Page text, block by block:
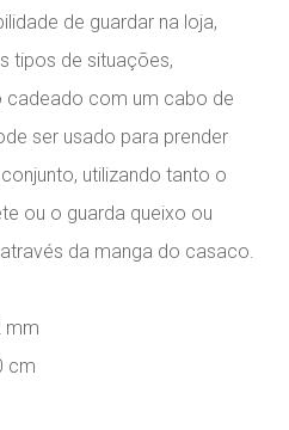
de guardar na loja,
tipos de situações,
cadeado com um cabo de
ser usado para prender
utilizando tanto o
ou o guarda queixo ou
da manga do casaco.
mm
cm